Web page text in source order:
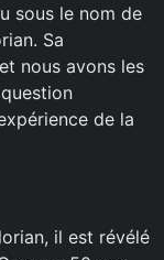
sous le nom de
Sa
nous avons les
de la
il est révélé